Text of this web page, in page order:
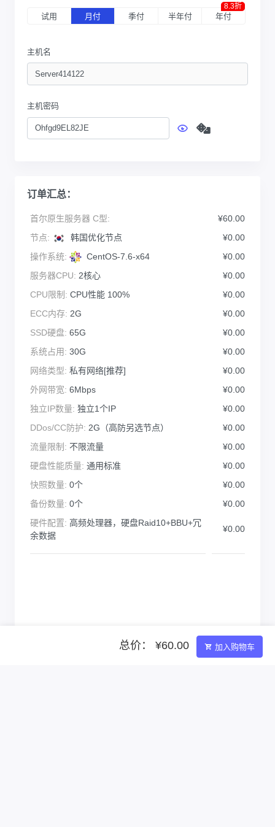
试用 月付 季付 半年付 年付
8.3折
主机名
主机密码
订单汇总：
首尔原生服务器 C型:
¥60.00
节点:
韩国优化节点
¥0.00
操作系统:
CentOS-7.6-x64
¥0.00
服务器CPU: 2核心
¥0.00
CPU限制: CPU性能 100%
¥0.00
ECC内存: 2G
¥0.00
SSD硬盘: 65G
¥0.00
系统占用: 30G
¥0.00
网络类型: 私有网络[推荐]
¥0.00
外网带宽: 6Mbps
¥0.00
独立IP数量: 独立1个IP
¥0.00
DDos/CC防护: 2G（高防另选节点）
¥0.00
流量限制: 不限流量
¥0.00
硬盘性能质量: 通用标准
¥0.00
快照数量: 0个
¥0.00
备份数量: 0个
¥0.00
硬件配置: 高频处理器，硬盘Raid10+BBU+冗
余数据
¥0.00
总价： ¥60.00 加入购物车